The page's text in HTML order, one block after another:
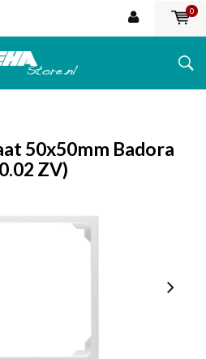
0
50x50mm Badora
ZV)